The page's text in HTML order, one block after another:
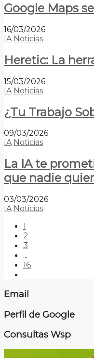
Google Maps
16/03/2026
IA Noticias
Heretic: La
15/03/2026
IA Noticias
¿Tu Trabajo
09/03/2026
IA Noticias
La IA te
que nadie
03/03/2026
IA Noticias
1
2
3
...
16
Email
Perfil de Google
Consultas Wsp